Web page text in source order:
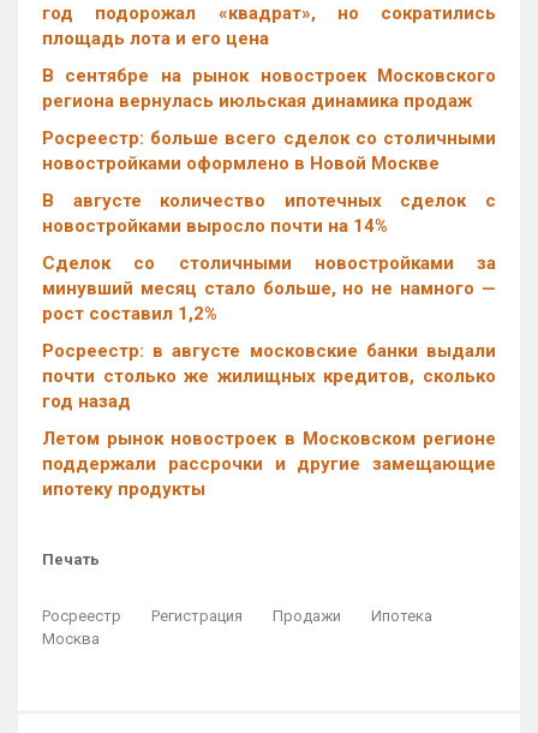
год подорожал «квадрат», но сократились
площадь лота и его цена
В сентябре на рынок новостроек Московского
региона вернулась июльская динамика продаж
Росреестр: больше всего сделок со столичными
новостройками оформлено в Новой Москве
В августе количество ипотечных сделок с
новостройками выросло почти на 14%
Cделок со столичными новостройками за
минувший месяц стало больше, но не намного —
рост составил 1,2%
Росреестр: в августе московские банки выдали
почти столько же жилищных кредитов, сколько
год назад
Летом рынок новостроек в Московском регионе
поддержали рассрочки и другие замещающие
ипотеку продукты
Печать
Росреестр Регистрация Продажи
Ипотека
Москва